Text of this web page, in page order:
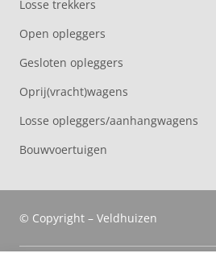
Losse trekkers
Open opleggers
Gesloten opleggers
Oprij(vracht)wagens
Losse opleggers/aanhangwagens
Bouwvoertuigen
© Copyright – Veldhuizen